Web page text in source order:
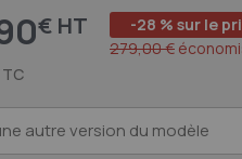
€
-28 % sur le
279,00 €